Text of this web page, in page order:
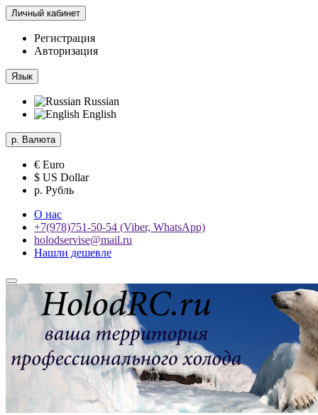
Личный кабинет
Регистрация
Авторизация
Язык
Russian
English
р. Валюта
€ Euro
$ US Dollar
р. Рубль
О нас
+7(978)751-50-54 (Viber, WhatsApp)
holodservise@mail.ru
Нашли дешевле